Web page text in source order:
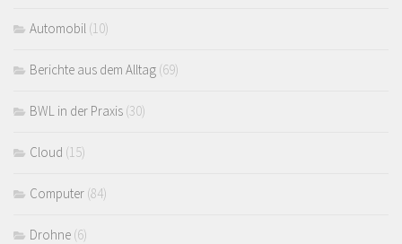
Automobil (10)
Berichte aus dem Alltag (69)
BWL in der Praxis (30)
Cloud (15)
Computer (84)
Drohne (6)